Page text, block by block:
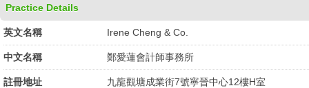
Practice Details
英文名稱 Irene Cheng & Co.
中文名稱 鄭愛蓮會計師事務所
註冊地址
九龍觀塘成業街7號寧晉中心12樓H室